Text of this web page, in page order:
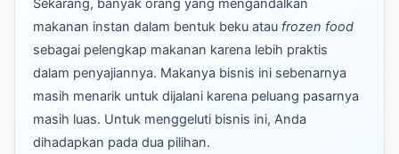
Sekarang, banyak orang yang mengandalkan
makanan instan dalam bentuk beku atau frozen food
sebagai pelengkap makanan karena lebih praktis
dalam penyajiannya. Makanya bisnis ini sebenarnya
masih menarik untuk dijalani karena peluang pasarnya
masih luas. Untuk menggeluti bisnis ini, Anda
dihadapkan pada dua pilihan.